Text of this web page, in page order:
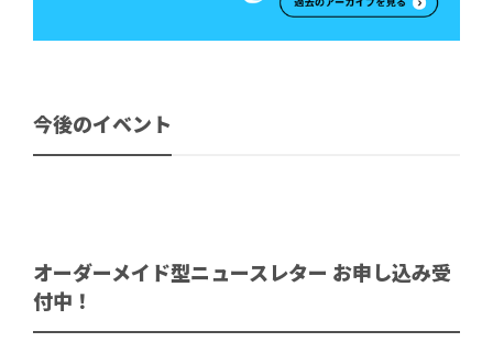
今後のイベント
オーダーメイド型ニュースレター お申し込み受
付中！